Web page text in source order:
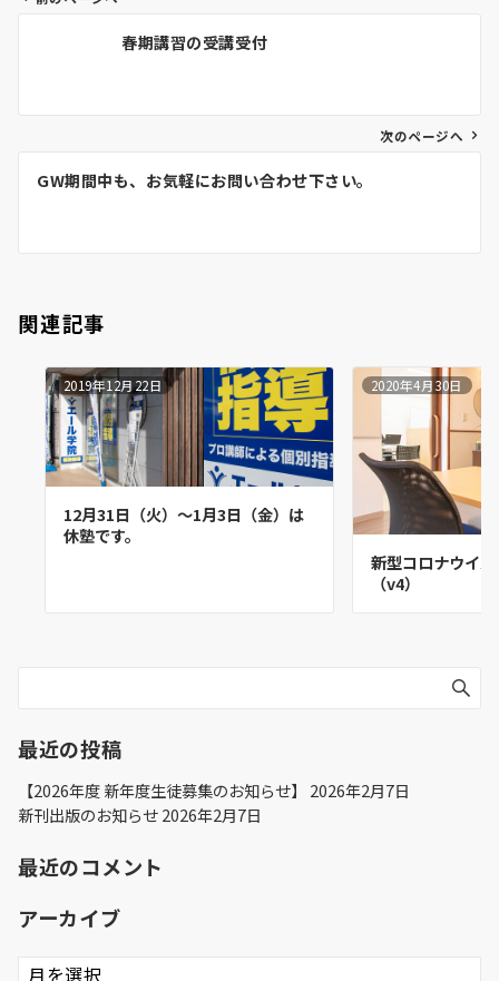
ビ
ン
春期講習の受講受付
次のページへ
GW期間中も、お気軽にお問い合わせ下さい。
関連記事
2019年12月22日
12月31日（火）～1月3日（金）は
休塾です。
2020年4月30日
新型コロナウイ
（v4）
最近の投稿
【2026年度 新年度生徒募集のお知らせ】
2026年2月7日
新刊出版のお知らせ 2026年2月7日
最近のコメント
アーカイブ
ア